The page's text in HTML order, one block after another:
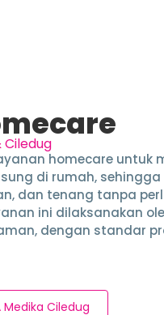
Ciledug
homecare untuk
di rumah,
dan tenang tanpa
ini dilaksanakan
dengan standar
Medika Ciledug